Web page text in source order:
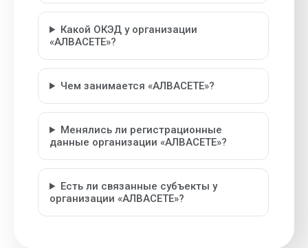
Какой ОКЭД у организации
«АЛВАСЕТЕ»?
Чем занимается «АЛВАСЕТЕ»?
Менялись ли регистрационные
данные организации «АЛВАСЕТЕ»?
Есть ли связанные субъекты у
организации «АЛВАСЕТЕ»?